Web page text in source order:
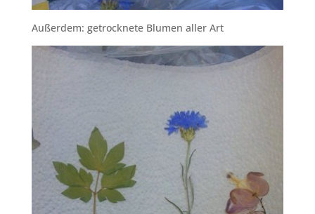
Außerdem: getrocknete Blumen aller Art